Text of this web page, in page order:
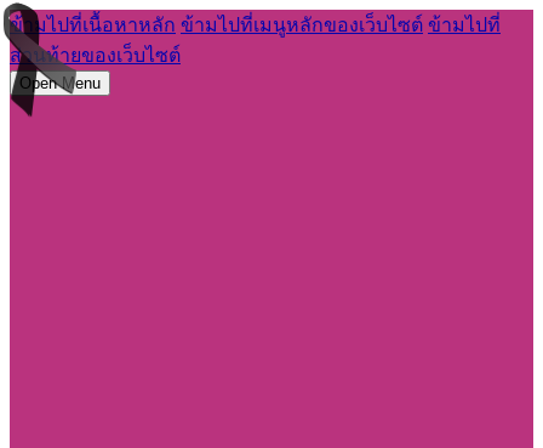
ข้ามไปที่เนื้อหาหลัก ข้ามไปที่เมนูหลักของเว็บไซต์ ข้ามไปที่
ส่วนท้ายของเว็บไซต์
Open Menu